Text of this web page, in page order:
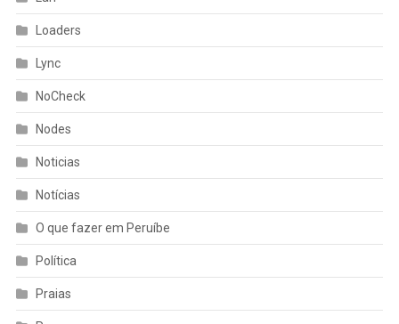
Loaders
Lync
NoCheck
Nodes
Noticias
Notícias
O que fazer em Peruíbe
Política
Praias